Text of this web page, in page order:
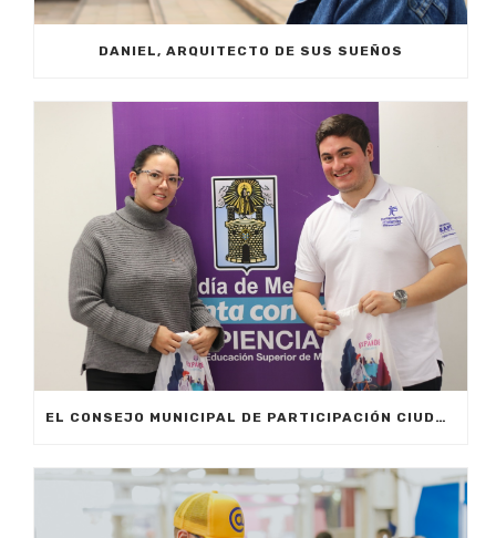
DANIEL, ARQUITECTO DE SUS SUEÑOS
EL CONSEJO MUNICIPAL DE PARTICIPACIÓN CIUDADANA TIENE NUEVO REPRESENTANTE ESTUDIANTIL UNIVERSITARIO